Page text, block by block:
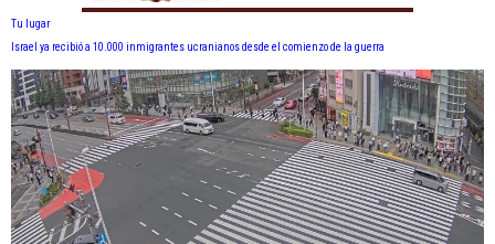
Tu lugar
Israel ya recibió a 10.000 inmigrantes ucranianos desde el comienzo de la guerra